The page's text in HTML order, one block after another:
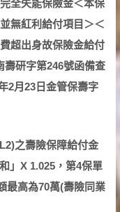
全失能保險金＜本保
無紅利給付項目＞＜
超出身故保險金給付
壽研字第246號函備查
2月23日金管保壽字
之壽險保障給付金
」X 1.025，第4保單
最高為70萬(壽險同業